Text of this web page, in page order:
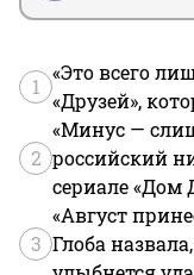
1
«Это всего
«Друзей»,
2
«Минус —
российский
сериале «Дом
3
«Август
Глоба